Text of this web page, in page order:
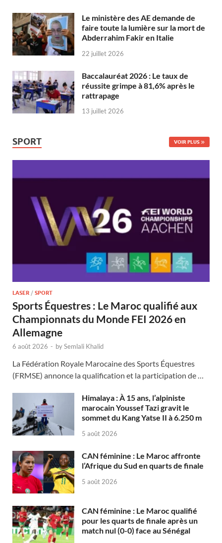
Le ministère des AE demande de
faire toute la lumière sur la mort de
Abderrahim Fakir en Italie
22 juillet 2026
Baccalauréat 2026 : Le taux de
réussite grimpe à 81,6% après le
rattrapage
13 juillet 2026
SPORT VOIR PLUS
LASER / SPORT
Sports Équestres : Le Maroc qualifié aux
Championnats du Monde FEI 2026 en
Allemagne
6 août 2026 - bySemlali Khalid
La Fédération Royale Marocaine des Sports Équestres
(FRMSE) annonce la qualification et la participation de …
Himalaya : À 15 ans, l’alpiniste
marocain Youssef Tazi gravit le
sommet du Kang Yatse II à 6.250 m
5 août 2026
CAN féminine : Le Maroc affronte
l’Afrique du Sud en quarts de finale
5 août 2026
CAN féminine : Le Maroc qualifié
pour les quarts de finale après un
match nul (0-0) face au Sénégal